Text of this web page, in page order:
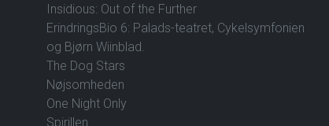
Insidious: Out of the Further
ErindringsBio 6: Palads-teatret, Cykelsymfonien
og Bjørn Wiinblad.
The Dog Stars
Nøjsomheden
One Night Only
Spirillen